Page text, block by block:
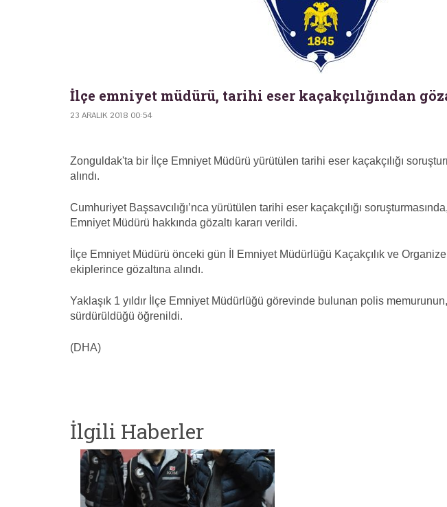
İlçe emniyet müdürü, tarihi eser kaçakçılığından
23 ARALIK 2018 00:54
Zonguldak'ta bir İlçe Emniyet Müdürü yürütülen tarihi eser kaçakçılığı
alındı.
Cumhuriyet Başsavcılığı’nca yürütülen tarihi eser kaçakçılığı
Emniyet Müdürü hakkında gözaltı kararı verildi.
İlçe Emniyet Müdürü önceki gün İl Emniyet Müdürlüğü Kaçakçılık ve
ekiplerince gözaltına alındı.
Yaklaşık 1 yıldır İlçe Emniyet Müdürlüğü görevinde bulunan polis
sürdürüldüğü öğrenildi.
(DHA)
İlgili Haberler